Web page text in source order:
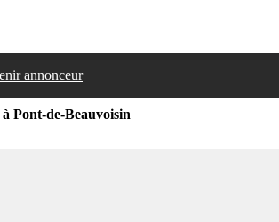
annonceur
Pont-de-Beauvoisin